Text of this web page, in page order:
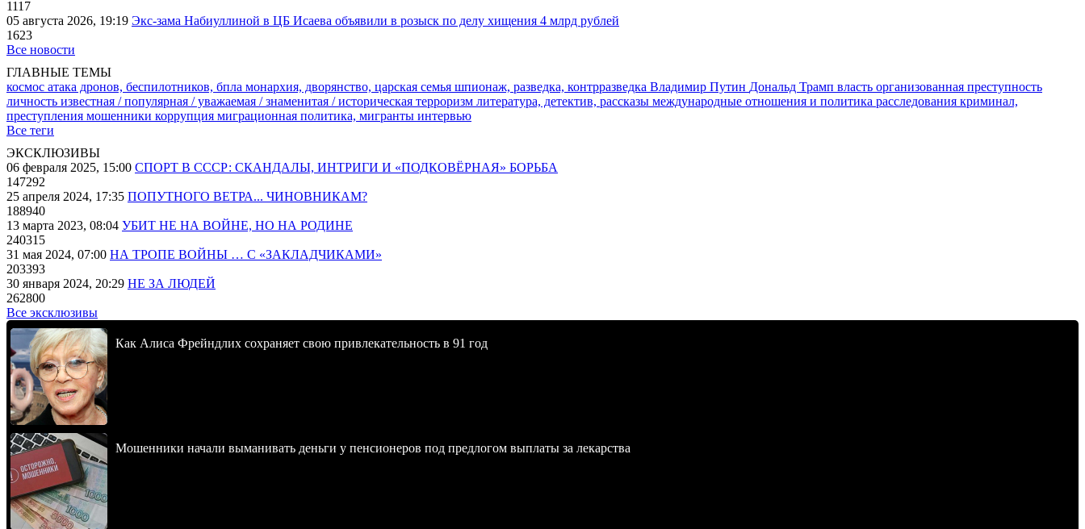
1117
05 августа 2026, 19:19 Экс-зама Набиуллиной в ЦБ Исаева объявили в розыск по делу хищения 4 млрд рублей
1623
Все новости
ГЛАВНЫЕ ТЕМЫ
космос атака дронов, беспилотников, бпла монархия, дворянство, царская семья шпионаж, разведка, контрразведка Владимир Путин Дональд Трамп власть организованная преступность
личность известная / популярная / уважаемая / знаменитая / историческая терроризм литература, детектив, рассказы международные отношения и политика расследования криминал,
преступления мошенники коррупция миграционная политика, мигранты интервью
Все теги
ЭКСКЛЮЗИВЫ
06 февраля 2025, 15:00 СПОРТ В СССР: СКАНДАЛЫ, ИНТРИГИ И «ПОДКОВЁРНАЯ» БОРЬБА
147292
25 апреля 2024, 17:35 ПОПУТНОГО ВЕТРА... ЧИНОВНИКАМ?
188940
13 марта 2023, 08:04 УБИТ НЕ НА ВОЙНЕ, НО НА РОДИНЕ
240315
31 мая 2024, 07:00 НА ТРОПЕ ВОЙНЫ … С «ЗАКЛАДЧИКАМИ»
203393
30 января 2024, 20:29 НЕ ЗА ЛЮДЕЙ
262800
Все эксклюзивы
Как Алиса Фрейндлих сохраняет свою привлекательность в 91 год
Мошенники начали выманивать деньги у пенсионеров под предлогом выплаты за лекарства